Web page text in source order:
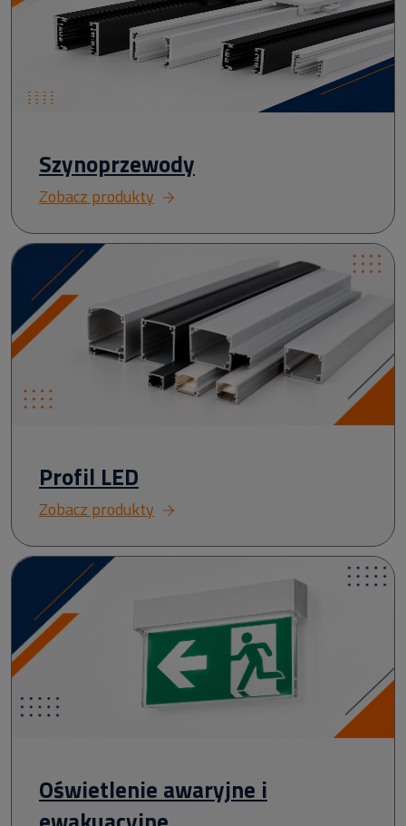
Szynoprzewody
Zobacz produkty
Profil LED
Zobacz produkty
Oświetlenie awaryjne i